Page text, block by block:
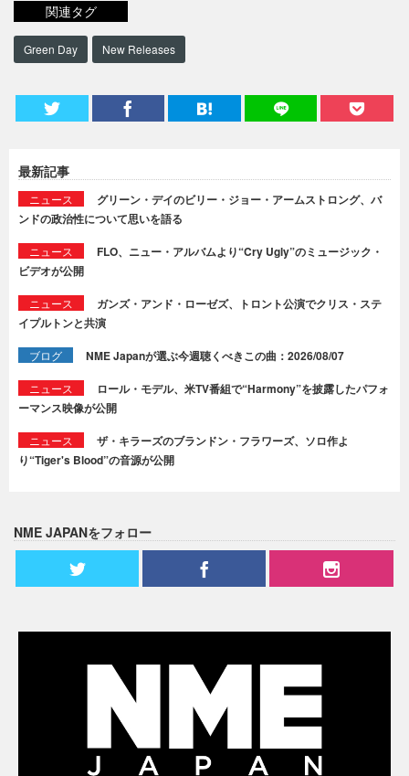
関連タグ
Green Day New Releases
最新記事
ニュース
グリーン・デイのビリー・ジョー・アームストロング、バ
ンドの政治性について思いを語る
ニュース
FLO、ニュー・アルバムより“Cry Ugly”のミュージック・
ビデオが公開
ニュース
ガンズ・アンド・ローゼズ、トロント公演でクリス・ステ
イプルトンと共演
ブログ NME Japanが選ぶ今週聴くべきこの曲：2026/08/07
ニュース
ロール・モデル、米TV番組で“Harmony”を披露したパフォ
ーマンス映像が公開
ニュース
ザ・キラーズのブランドン・フラワーズ、ソロ作よ
り“Tiger's Blood”の音源が公開
NME JAPANをフォロー